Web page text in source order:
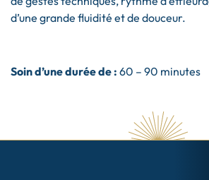
d’une grande fluidité et de douceur.
Soin d’une durée de : 60 – 90 minutes